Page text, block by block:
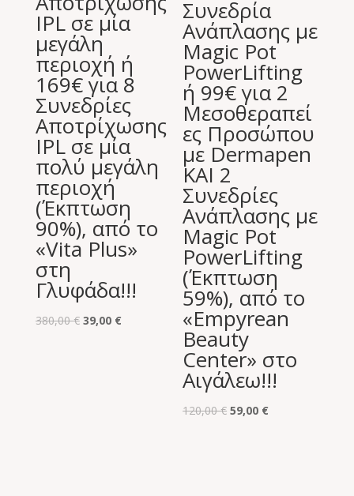
IPL σε μία
μεγάλη
περιοχή ή
169€ για 8
Συνεδρίες
Αποτρίχωσης
IPL σε μία
πολύ μεγάλη
περιοχή
(Έκπτωση
90%), από το
«Vita Plus»
στη
Γλυφάδα!!!
380,00€ Original
39,00 €Η
Συνεδρία
Ανάπλασης με
Magic Pot
PowerLifting
ή 99€ για 2
Μεσοθεραπεί
ες Προσώπου
με Dermapen
ΚΑΙ 2
Συνεδρίες
Ανάπλασης με
Magic Pot
PowerLifting
(Έκπτωση
59%), από το
«Empyrean
Beauty
Center» στο
Αιγάλεω!!!
120,00€ Original
59,00 €